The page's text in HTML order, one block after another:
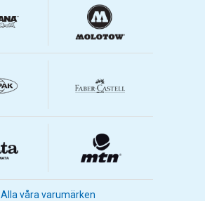
Alla våra varumärken